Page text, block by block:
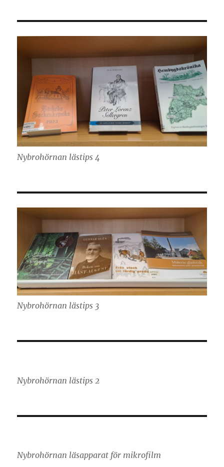
Nybrohörnan lästips 4
Nybrohörnan lästips 3
Nybrohörnan lästips 2
Nybrohörnan läsapparat för mikrofilm